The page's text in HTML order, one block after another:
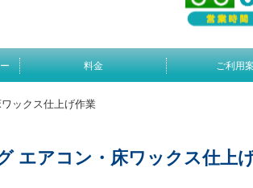
料金 ご利用
ックス仕上げ作業
エアコン・床ワックス仕上